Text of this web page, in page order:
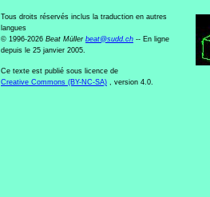
Tous droits réservés inclus la traduction en autres
langues
© 1996-2026 Beat Müller beat@sudd.ch -- En ligne
depuis le 25 janvier 2005.
Ce texte est publié sous licence de
Creative Commons (BY-NC-SA) , version 4.0.